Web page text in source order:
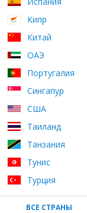
Кипр
Китай
ОАЭ
Португалия
Сингапур
США
Таиланд
Танзания
Тунис
Турция
ВСЕ СТРАНЫ